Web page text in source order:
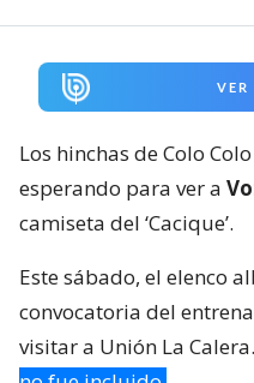
VER
Los hinchas de Colo
esperando para ver a
camiseta del ‘Cacique’.
Este sábado, el elenco
convocatoria del
visitar a Unión La Calera.